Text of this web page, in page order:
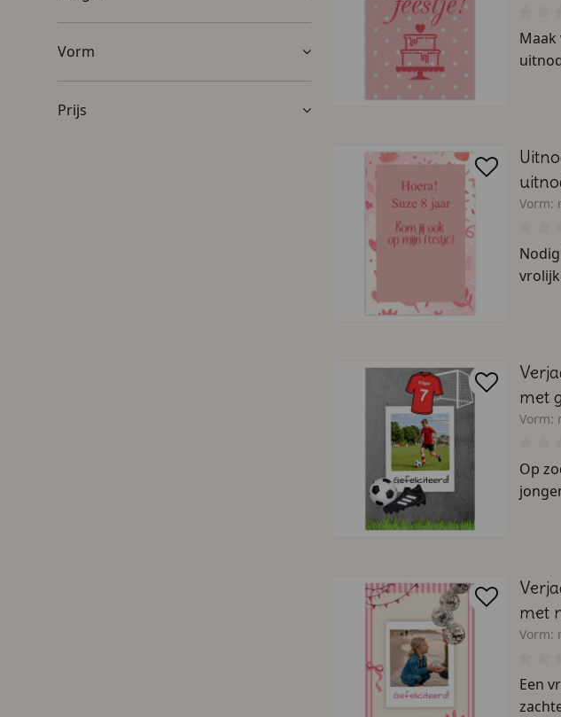
Maak
Vorm:
met
Vorm:
Op
met
Vorm:
Een
Vorm
Prijs